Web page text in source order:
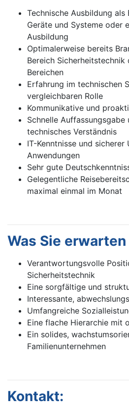
Technische Ausbildung
Geräte und Systeme oder
Ausbildung
Optimalerweise bereits
Bereich
Bereichen
Erfahrung im technischen
vergleichbaren Rolle
Kommunikative und
Schnelle Auffassungsgabe
technisches Verständnis
IT-Kenntnisse und
Anwendungen
Sehr gute
Gelegentliche
maximal einmal im Monat
Was Sie
Verantwortungsvolle
Sicherheitstechnik
Eine sorgfältige und
Interessante,
Umfangreiche
Eine flache Hierarchie mit
Ein solides,
Familienunternehmen
Kontakt: